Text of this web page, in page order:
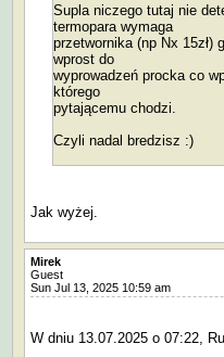
Supla niczego tutaj nie
termopara wymaga
przetwornika (np Nx 15zł)
wprost do
wyprowadzeń procka co
którego
pytającemu chodzi.
Czyli nadal bredzisz :)
Jak wyżej.
Mirek
Guest
Sun Jul 13, 2025 10:59 am
W dniu 13.07.2025 o 07:22,